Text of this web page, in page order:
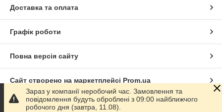
Доставка та оплата
Графік роботи
Повна версія сайту
Сайт створено на маркетплейсі Prom.ua
Політика конфіденційності
Зараз у компанії неробочий час. Замовлення та
повідомлення будуть оброблені з 09:00 найближчого
робочого дня (завтра, 11.08).